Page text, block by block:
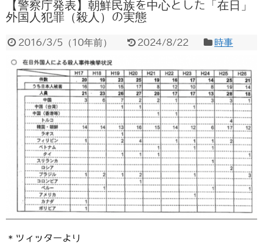
【警察庁発表】朝鮮民族を中心とした「在日」
外国人犯罪（殺人）の実態
2016/3/5 （10年前） 2024/8/22 時事
＊ツィッターより